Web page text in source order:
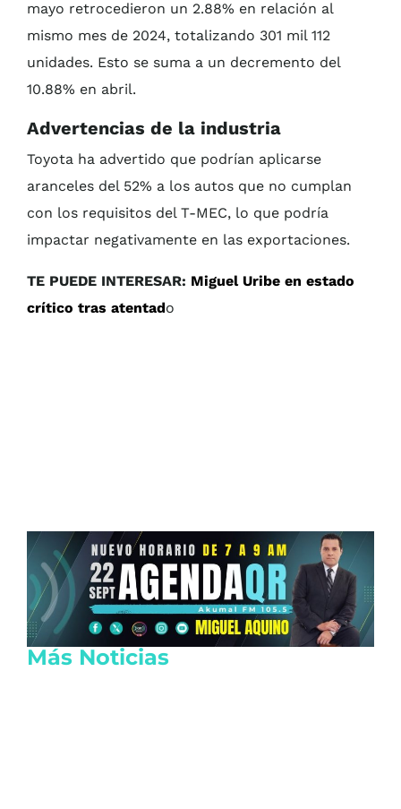
mayo retrocedieron un 2.88% en relación al
mismo mes de 2024, totalizando 301 mil 112
unidades. Esto se suma a un decremento del
10.88% en abril.
Advertencias de la industria
Toyota ha advertido que podrían aplicarse
aranceles del 52% a los autos que no cumplan
con los requisitos del T-MEC, lo que podría
impactar negativamente en las exportaciones.
TE PUEDE INTERESAR: Miguel Uribe en estado
crítico tras atentado
Más Noticias